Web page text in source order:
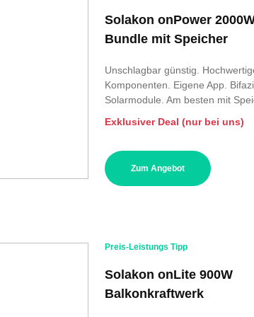
Solakon onPower
Bundle mit Speicher
Unschlagbar günstig.
Komponenten. Eigene App.
Solarmodule. Am besten mit
Exklusiver Deal (nur bei uns)
Zum Angebot
Preis-Leistungs Tipp
Solakon onLite 900W
Balkonkraftwerk